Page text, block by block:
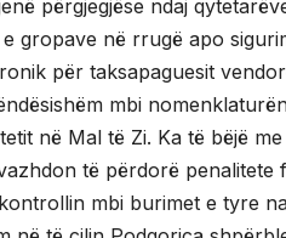
përgjegjëse ndaj
gropave në rrugë apo
për taksapaguesit
mbi
në Mal të Zi. Ka të bëjë
të përdorë
mbi burimet e tyre